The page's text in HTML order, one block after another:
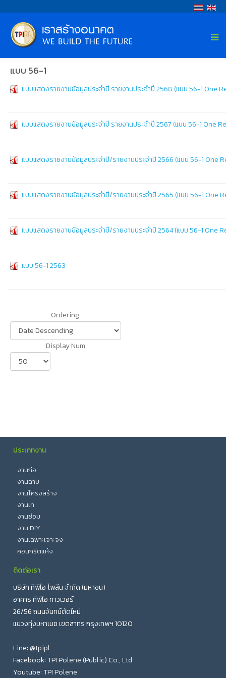
แบบ 56-1
แบบแสดงรายงานข้อมูลประจำปี รายงานประจำปี 2568 (แบบ 56-1 One
แบบแสดงรายงานข้อมูลประจำปี รายงานประจำปี 2567 (แบบ 56-1 One
แบบแสดงรายงานข้อมูลประจำปี/รายงานประจำปี 2566 (แบบ 56-1 One
แบบแสดงรายงานข้อมูลประจำปี/รายงานประจำปี 2565 (แบบ 56-1 One
แบบแสดงรายงานข้อมูลประจำปี/รายงานประจำปี 2564 (แบบ 56-1 One
แบบ 56-1 2563
Ordering
Display Num
ประเภทงาน
งานก่อ
งานฉาบ
งานโครงสร้าง
งานเท
งานซ่อม
งาน DIY
งานเฉพาะเจาะจง
คอนกรีตแห้ง
ติดต่อเรา
บริษัท ทีพีไอ โพลีน จำกัด (มหาชน)
อาคาร ทีพีไอ ทาวเวอร์
26/56 ถนนจันทน์ตัดใหม่
แขวงทุ่งมหาเมฆ เขตสาทร กรุงเทพฯ 10120
Line:@tpipl
Facebook:TPI Polene (Public) Co., Ltd
Youtube:TPI Polene